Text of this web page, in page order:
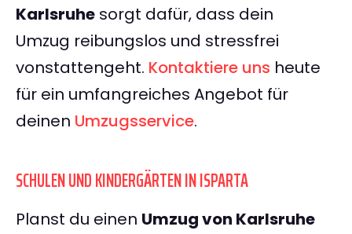
Karlsruhe sorgt dafür, dass dein
Umzug reibungslos und stressfrei
vonstattengeht. Kontaktiere uns heute
für ein umfangreiches Angebot für
deinen Umzugsservice.
SCHULEN UND KINDERGÄRTEN IN ISPARTA
Planst du einen Umzug von Karlsruhe